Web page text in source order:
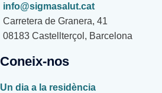
info@sigmasalut.cat
Carretera de Granera, 41
08183 Castellterçol, Barcelona
Coneix-nos
Un dia a la residència